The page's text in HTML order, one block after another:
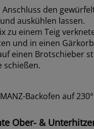
den
auskühlen lassen.
zu einem Teig
und in einen
einen Brotschieber
schießen.
Backofen auf
Ober- &